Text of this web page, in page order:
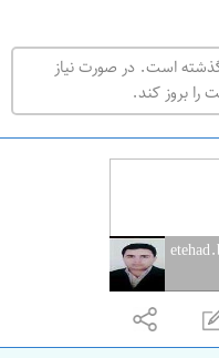
ت
ر
ا
گذشته است. در صورت نیاز
را بروز کند.